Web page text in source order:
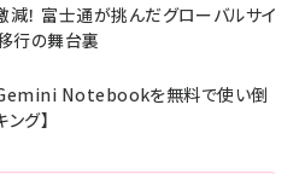
！ 富士通が挑んだグローバルサイ
行の舞台裏
Gemini Notebookを無料で使い倒
グ】